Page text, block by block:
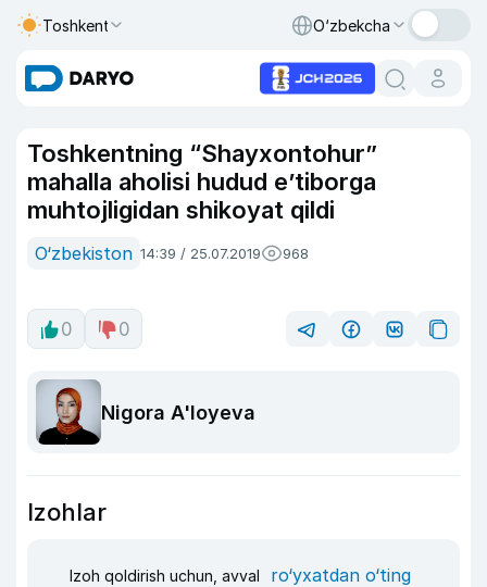
Toshkent O‘zbekcha
Toshkentning “Shayxontohur”
mahalla aholisi hudud e’tiborga
muhtojligidan shikoyat qildi
O‘zbekiston 14:39 / 25.07.2019 968
0 0
Nigora A'loyeva
Izohlar
Izoh qoldirish uchun, avval ro‘yxatdan o‘ting